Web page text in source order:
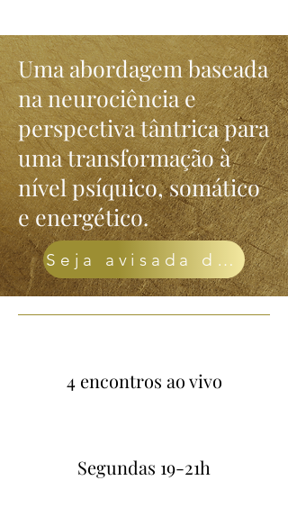
Uma abordagem baseada
na neurociência e
perspectiva tântrica para
uma transformação à
nível psíquico, somático
e energético.
Seja avisada da próxima turma
4 encontros ao vivo
Segundas 19-21h